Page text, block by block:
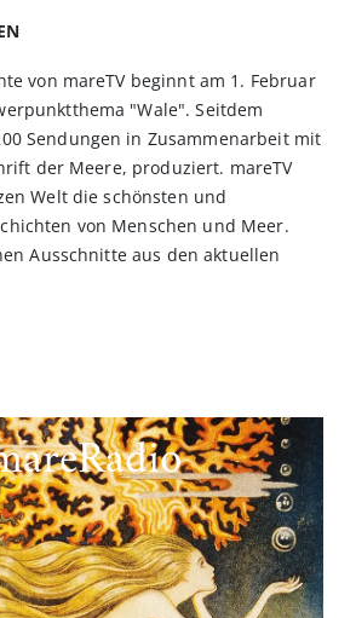
von mareTV beginnt am 1. Februar
"Wale". Seitdem
Sendungen in Zusammenarbeit mit
der Meere, produziert. mareTV
Welt die schönsten und
von Menschen und Meer.
Ausschnitte aus den aktuellen